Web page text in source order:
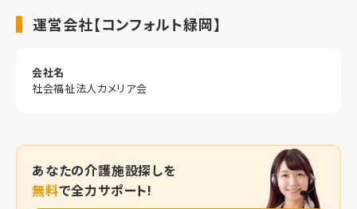
運営会社【コンフォルト緑岡】
会社名
社会福祉法人カメリア会
あなたの介護施設探しを
無料で全力サポート!